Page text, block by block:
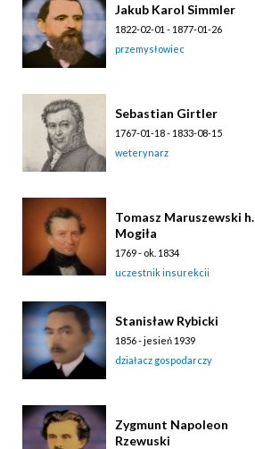
Jakub Karol Simmler
1822-02-01 - 1877-01-26
przemysłowiec
Sebastian Girtler
1767-01-18 - 1833-08-15
weterynarz
Tomasz Maruszewski h.
Mogiła
1769 - ok. 1834
uczestnik insurekcji
Stanisław Rybicki
1856 - jesień 1939
działacz gospodarczy
Zygmunt Napoleon
Rzewuski